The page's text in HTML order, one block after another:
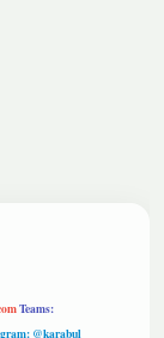
Teams:
@karabul